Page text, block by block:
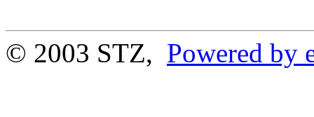
© 2003 STZ, Powered by